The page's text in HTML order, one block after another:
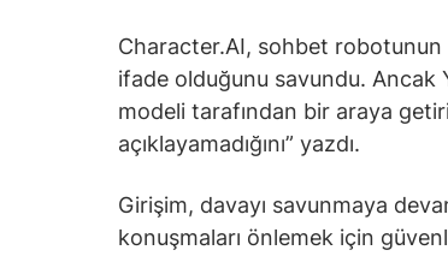
Character.AI, sohbet robotunun
ifade olduğunu savundu. Ancak
modeli tarafından bir araya
açıklayamadığını” yazdı.
Girişim, davayı savunmaya
konuşmaları önlemek için